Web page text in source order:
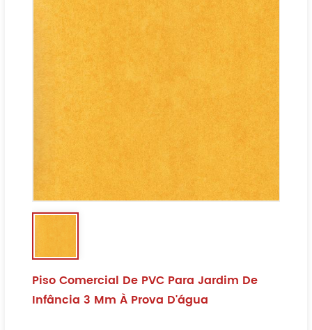
Piso Comercial De PVC Para Jardim De
Infância 3 Mm À Prova D'água